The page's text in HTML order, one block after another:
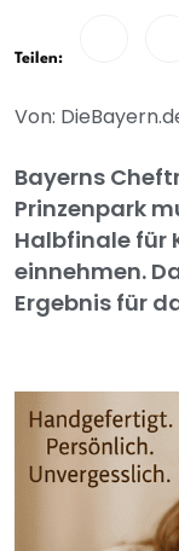
Teilen:
Von:
Bayerns
Prinzenpark
Halbfinale für
einnehmen.
Ergebnis für